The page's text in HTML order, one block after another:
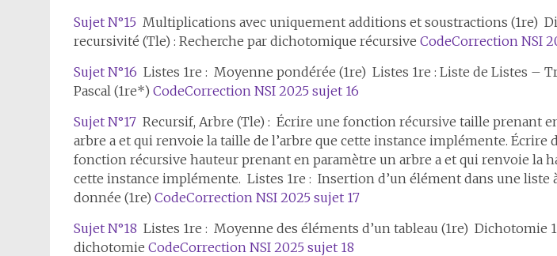
Sujet N°15 Multiplications avec uniquement additions et soustractions (1re)
recursivité (Tle) : Recherche par dichotomique récursive CodeCorrection NSI
Sujet N°16 Listes 1re : Moyenne pondérée (1re) Listes 1re : Liste de Listes –
Pascal (1re*) CodeCorrection NSI 2025 sujet 16
Sujet N°17 Recursif, Arbre (Tle) : Écrire une fonction récursive taille prenant
arbre a et qui renvoie la taille de l’arbre que cette instance implémente. Écrire
fonction récursive hauteur prenant en paramètre un arbre a et qui renvoie la
cette instance implémente. Listes 1re : Insertion d’un élément dans une liste
donnée (1re) CodeCorrection NSI 2025 sujet 17
Sujet N°18 Listes 1re : Moyenne des éléments d’un tableau (1re) Dichotomie
dichotomie CodeCorrection NSI 2025 sujet 18